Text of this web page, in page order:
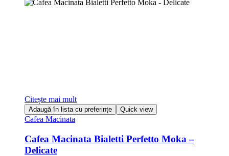
Citește mai mult
Adaugă în lista cu preferințe Quick view
Cafea Macinata
Cafea Macinata Bialetti Perfetto Moka –
Delicate